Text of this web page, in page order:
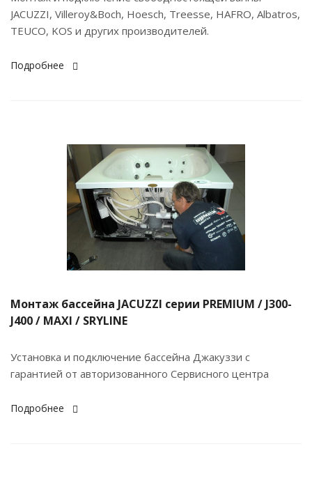
JACUZZI, Villeroy&Boch, Hoesch, Treesse, HAFRO, Albatros,
TEUCO, KOS и других производителей.
Подробнее
Монтаж бассейна JACUZZI серии PREMIUM / J300-
J400 / MAXI / SRYLINE
Установка и подключение бассейна Джакуззи с
гарантией от авторизованного Сервисного центра
Подробнее